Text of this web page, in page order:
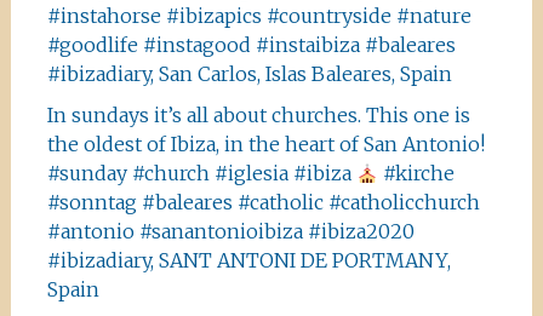
#instahorse #ibizapics #countryside #nature
#goodlife #instagood #instaibiza #baleares
#ibizadiary, San Carlos, Islas Baleares, Spain
In sundays it’s all about churches. This one is
the oldest of Ibiza, in the heart of San Antonio!
#sunday #church #iglesia #ibiza
#kirche
#sonntag #baleares #catholic #catholicchurch
#antonio #sanantonioibiza #ibiza2020
#ibizadiary, SANT ANTONI DE PORTMANY,
Spain